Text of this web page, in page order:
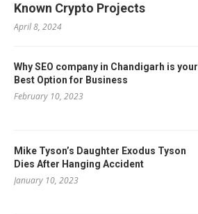
Known Crypto Projects
April 8, 2024
Why SEO company in Chandigarh is your
Best Option for Business
February 10, 2023
Mike Tyson’s Daughter Exodus Tyson
Dies After Hanging Accident
January 10, 2023